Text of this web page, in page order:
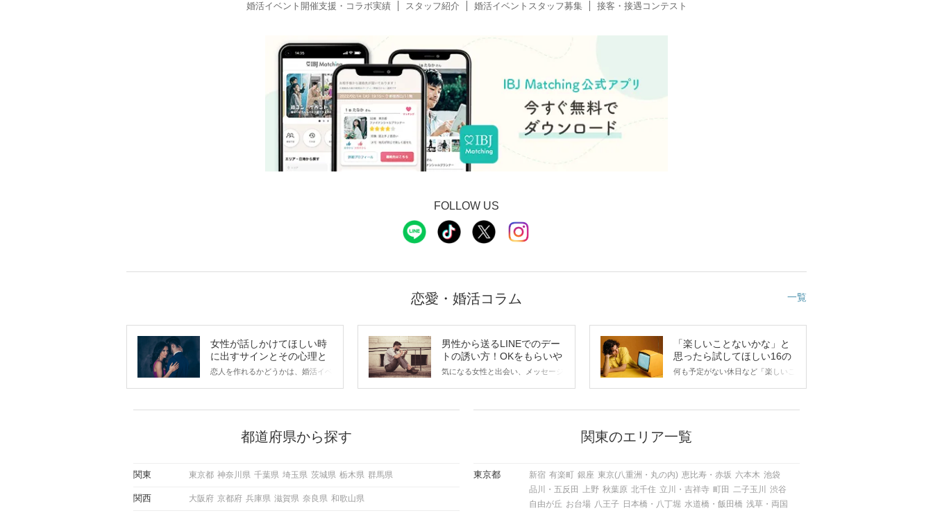
婚活イベント開催支援・コラボ実績 スタッフ紹介 婚活イベントスタッフ募集 接客・接遇コンテスト
FOLLOW US
恋愛・婚活コラム 一覧
女性が話しかけてほしい時
に出すサインとその心理と
は？
恋人を作れるかどうかは、婚活イベ
から恋人作りを本格的に始めようと
している方は、女性が異性を求めて
この記事では、女性が話しかけて欲
しく解説した後、婚活イベントで実
男性から送るLINEでのデー
トの誘い方！OKをもらいや
すいメッセージのコツは？
気になる女性と出会い、メッセージ
も混じえながら解説するので、ぜひ
「楽しいことないかな」と
思ったら試してほしい16の
こと
何も予定がない休日など「楽しいこ
になれる対処法から、恋愛・自分磨
き・趣味などジャンル別の楽しいこ
とを探している方は必見です。
都道府県から探す
関東 東京都 神奈川県 千葉県 埼玉県 茨城県 栃木県 群馬県
関西 大阪府 京都府 兵庫県 滋賀県 奈良県 和歌山県
関東のエリア一覧
東京都 新宿 有楽町 銀座 東京(八重洲・丸の内) 恵比寿・赤坂 六本木 池袋
品川・五反田
上野 秋葉原 北千住 立川・吉祥寺 町田 二子玉川
渋谷
自由が丘 お台場 八王子 日本橋・八丁堀 水道橋・飯田橋 浅草・両国